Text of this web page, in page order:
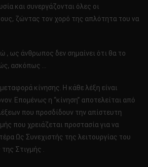
και συνεργάζονται όλες οι
ζώντας τον χορό της απλότητα του να
, ως άνθρωπος δεν σημαίνει ότι θα το
ασκόπως …
κίνησης. Η κάθε λέξη είναι
Επομένως η “κίνηση” αποτελείται από
που προσδίδουν την απίστευτη
που χρειάζεται προστασία για να
Ως Συνεχιστής της λειτουργίας του
Στιγμής .